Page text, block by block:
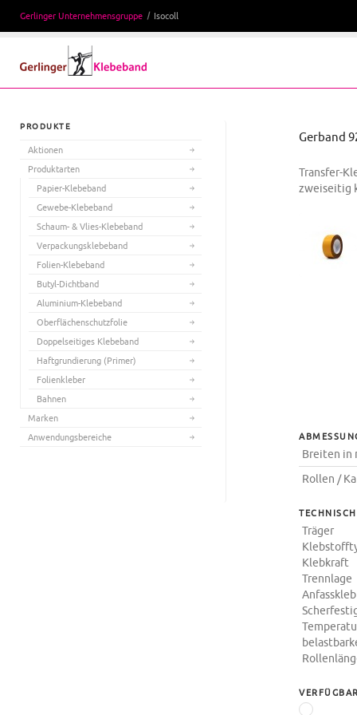
Gerlinger Unternehmensgruppe Isocoll
Gerband
Transfer-
zweiseitig
Breiten in
Rollen /
Träger
Klebkraft
Trennlage
PRODUKTE
Aktionen
Produktarten
Papier-Klebeband
Gewebe-Klebeband
Schaum- & Vlies-Klebeband
Verpackungsklebeband
Folien-Klebeband
Butyl-Dichtband
Aluminium-Klebeband
Oberflächenschutzfolie
Doppelseitiges Klebeband
Haftgrundierung (Primer)
Folienkleber
Bahnen
Marken
Anwendungsbereiche